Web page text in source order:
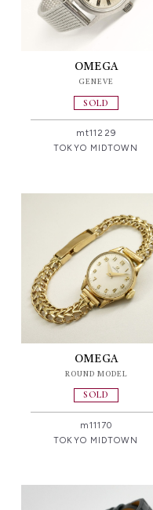
OMEGA
GENEVE
SOLD
mt11229
TOKYO MIDTOWN
OMEGA
ROUND MODEL
SOLD
m11170
TOKYO MIDTOWN